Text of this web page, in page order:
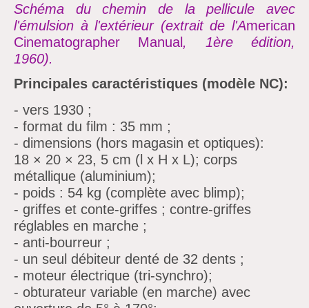
Schéma du chemin de la pellicule avec
l'émulsion à l'extérieur (extrait de l'American
Cinematographer Manual , 1ère édition,
1960).
Principales caractéristiques (modèle NC):
- vers 1930 ;
- format du film : 35 mm ;
- dimensions (hors magasin et optiques):
18 × 20 × 23, 5 cm (l x H x L); corps
métallique (aluminium);
- poids : 54 kg (complète avec blimp);
- griffes et conte-griffes ; contre-griffes
réglables en marche ;
- anti-bourreur ;
- un seul débiteur denté de 32 dents ;
- moteur électrique (tri-synchro);
- obturateur variable (en marche) avec